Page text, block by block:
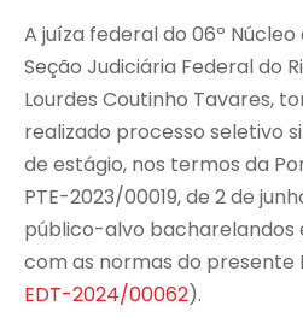
A juíza federal do 06º
Seção Judiciária Federal do
Lourdes Coutinho Tavares,
realizado processo seletivo
de estágio, nos termos da
PTE-2023/00019, de 2 de
público-alvo bacharelandos
com as normas do presente
EDT-2024/00062).